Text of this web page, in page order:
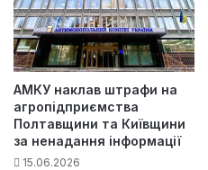
АМКУ наклав штрафи на
агропідприємства
Полтавщини та Київщини
за ненадання інформації
15.06.2026